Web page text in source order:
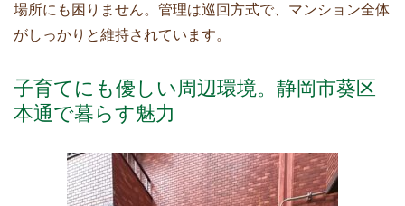
場所にも困りません。管理は巡回方式で、マンション全体
がしっかりと維持されています。
子育てにも優しい周辺環境。静岡市葵区
本通で暮らす魅力